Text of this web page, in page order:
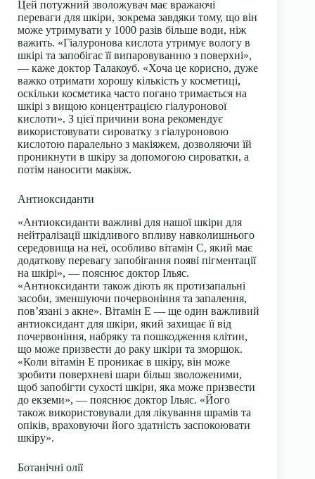
Цей потужний зволожувач має вражаючі
переваги для шкіри, зокрема завдяки тому, що він
може утримувати у 1000 разів більше води, ніж
важить. «Гіалуронова кислота утримує вологу в
шкірі та запобігає її випаровуванню з поверхні»,
— каже доктор Талакоуб. «Хоча це корисно, дуже
важко отримати хорошу кількість у косметиці,
оскільки косметика часто погано тримається на
шкірі з вищою концентрацією гіалуронової
кислоти». З цієї причини вона рекомендує
використовувати сироватку з гіалуроновою
кислотою паралельно з макіяжем, дозволяючи їй
проникнути в шкіру за допомогою сироватки, а
потім наносити макіяж.
Антиоксиданти
«Антиоксиданти важливі для нашої шкіри для
нейтралізації шкідливого впливу навколишнього
середовища на неї, особливо вітамін С, який має
додаткову перевагу запобігання появі пігментації
на шкірі», — пояснює доктор Ільяс.
«Антиоксиданти також діють як протизапальні
засоби, зменшуючи почервоніння та запалення,
пов’язані з акне». Вітамін Е — ще один важливий
антиоксидант для шкіри, який захищає її від
почервоніння, набряку та пошкодження клітин,
що може призвести до раку шкіри та зморшок.
«Коли вітамін Е проникає в шкіру, він може
зробити поверхневі шари більш зволоженими,
щоб запобігти сухості шкіри, яка може призвести
до екземи», — пояснює доктор Ільяс. «Його
також використовували для лікування шрамів та
опіків, враховуючи його здатність заспокоювати
шкіру».
Ботанічні олії